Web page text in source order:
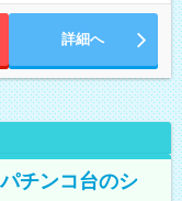
詳細へ
チンコ台のシ